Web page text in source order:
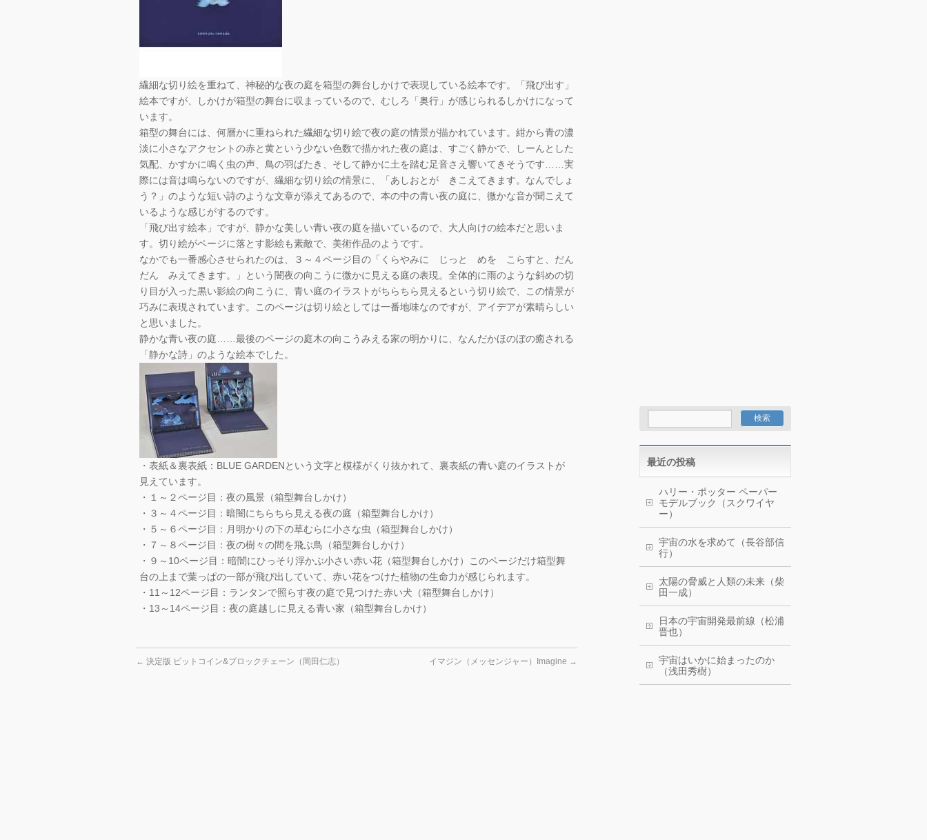
繊細な切り絵を重ねて、神秘的な夜の庭を箱型の舞台しかけで表現している絵本です。「飛び出す」
絵本ですが、しかけが箱型の舞台に収まっているので、むしろ「奥行」が感じられるしかけになって
います。
箱型の舞台には、何層かに重ねられた繊細な切り絵で夜の庭の情景が描かれています。紺から青の濃
淡に小さなアクセントの赤と黄という少ない色数で描かれた夜の庭は、すごく静かで、しーんとした
気配、かすかに鳴く虫の声、鳥の羽ばたき、そして静かに土を踏む足音さえ響いてきそうです……実
際には音は鳴らないのですが、繊細な切り絵の情景に、「あしおとが きこえてきます。なんでしょ
う？」のような短い詩のような文章が添えてあるので、本の中の青い夜の庭に、微かな音が聞こえて
いるような感じがするのです。
「飛び出す絵本」ですが、静かな美しい青い夜の庭を描いているので、大人向けの絵本だと思いま
す。切り絵がページに落とす影絵も素敵で、美術作品のようです。
なかでも一番感心させられたのは、３～４ページ目の「くらやみに じっと めを こらすと、だん
だん みえてきます。」という闇夜の向こうに微かに見える庭の表現。全体的に雨のような斜めの切
り目が入った黒い影絵の向こうに、青い庭のイラストがちらちら見えるという切り絵で、この情景が
巧みに表現されています。このページは切り絵としては一番地味なのですが、アイデアが素晴らしい
と思いました。
静かな青い夜の庭……最後のページの庭木の向こうみえる家の明かりに、なんだかほのぼの癒される
「静かな詩」のような絵本でした。
・表紙＆裏表紙：BLUE GARDENという文字と模様がくり抜かれて、裏表紙の青い庭のイラストが
見えています。
・１～２ページ目：夜の風景（箱型舞台しかけ）
・３～４ページ目：暗闇にちらちら見える夜の庭（箱型舞台しかけ）
・５～６ページ目：月明かりの下の草むらに小さな虫（箱型舞台しかけ）
・７～８ページ目：夜の樹々の間を飛ぶ鳥（箱型舞台しかけ）
・９～10ページ目：暗闇にひっそり浮かぶ小さい赤い花（箱型舞台しかけ）このページだけ箱型舞
台の上まで葉っぱの一部が飛び出していて、赤い花をつけた植物の生命力が感じられます。
・11～12ページ目：ランタンで照らす夜の庭で見つけた赤い犬（箱型舞台しかけ）
・13～14ページ目：夜の庭越しに見える青い家（箱型舞台しかけ）
← 決定版 ビットコイン&ブロックチェーン（岡田仁志） イマジン（メッセンジャー）Imagine →
最近の投稿
ハリー・ポッター ペーパー
モデルブック（スクワイヤ
ー）
宇宙の水を求めて（長谷部信
行）
太陽の脅威と人類の未来（柴
田一成）
日本の宇宙開発最前線（松浦
晋也）
宇宙はいかに始まったのか
（浅田秀樹）